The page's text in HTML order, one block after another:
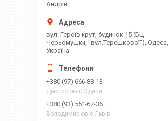
Андрій
вул. Героїв крут, будинок 15 (БЦ
Черьомушки, "вул.Терешкової"), Одеса,
Україна
+380 (97) 666-88-13
Дмитро офіс Одеса
+380 (93) 551-67-36
Володимир офіс Львів